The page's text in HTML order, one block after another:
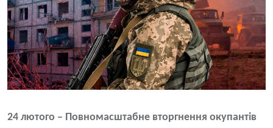
24 лютого – Повномасштабне вторгнення окупантів